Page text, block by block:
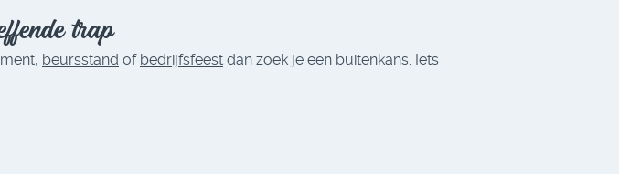
trap
beursstand of bedrijfsfeest dan zoek je een buitenkans. Iets